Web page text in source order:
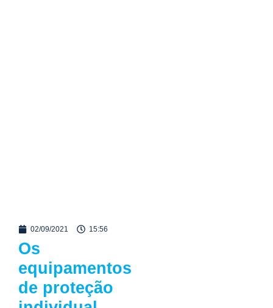
02/09/2021 15:56
Os
equipamentos
de proteção